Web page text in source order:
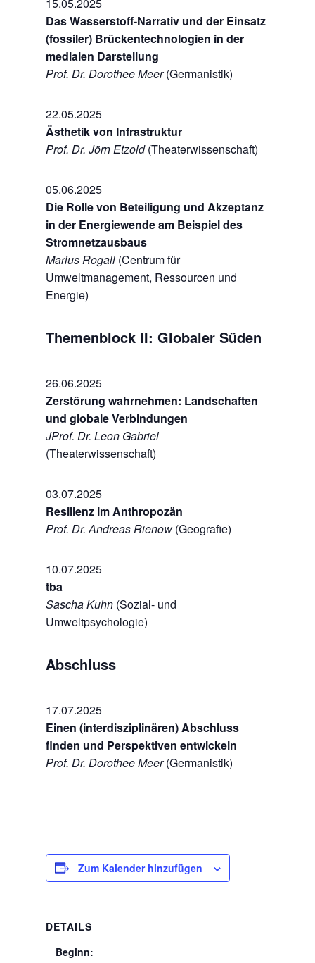
Das Wasserstoff-Narrativ und der Einsatz
(fossiler) Brückentechnologien in der
medialen Darstellung
Prof. Dr. Dorothee Meer(Germanistik)
22.05.2025
Ästhetik von Infrastruktur
Prof. Dr. Jörn Etzold(Theaterwissenschaft)
05.06.2025
Die Rolle von Beteiligung und Akzeptanz
in der Energiewende am Beispiel des
Stromnetzausbaus
Marius Rogall(Centrum für
Umweltmanagement, Ressourcen und
Energie)
Themenblock II: Globaler Süden
26.06.2025
Zerstörung wahrnehmen: Landschaften
und globale Verbindungen
JProf. Dr. Leon Gabriel
(Theaterwissenschaft)
03.07.2025
Resilienz im Anthropozän
Prof. Dr. Andreas Rienow(Geografie)
10.07.2025
tba
Sascha Kuhn(Sozial- und
Umweltpsychologie)
Abschluss
17.07.2025
Einen (interdisziplinären) Abschluss
finden und Perspektiven entwickeln
Prof. Dr. Dorothee Meer(Germanistik)
Zum Kalender hinzufügen
DETAILS
Beginn: